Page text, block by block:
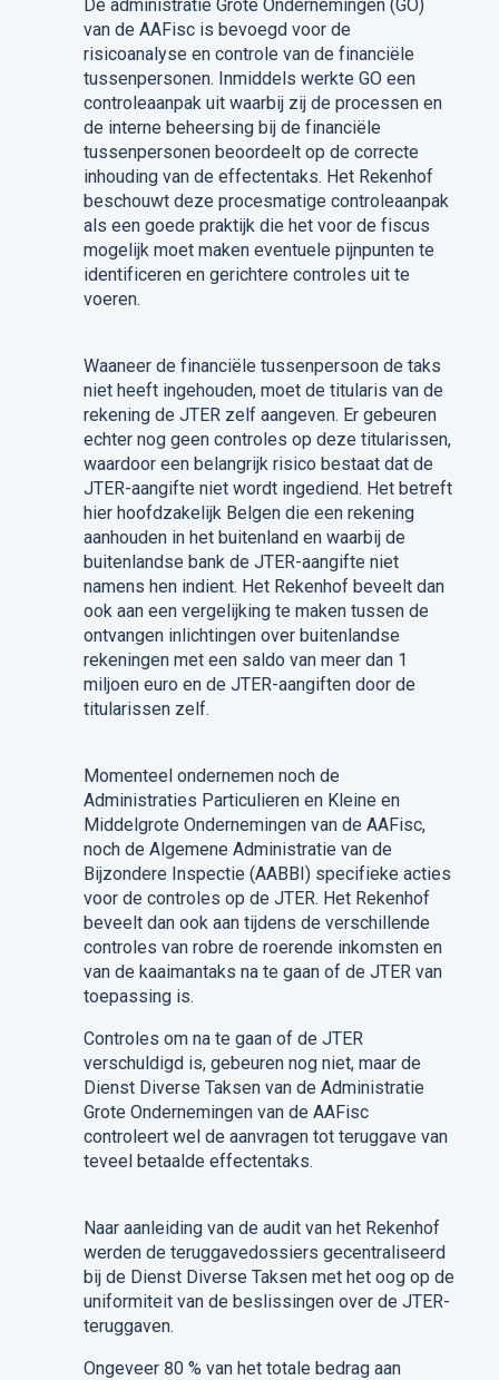
De administratie Grote Ondernemingen (GO)
van de AAFisc is bevoegd voor de
risicoanalyse en controle van de financiële
tussenpersonen. Inmiddels werkte GO een
controleaanpak uit waarbij zij de processen en
de interne beheersing bij de financiële
tussenpersonen beoordeelt op de correcte
inhouding van de effectentaks. Het Rekenhof
beschouwt deze procesmatige controleaanpak
als een goede praktijk die het voor de fiscus
mogelijk moet maken eventuele pijnpunten te
identificeren en gerichtere controles uit te
voeren.
Waaneer de financiële tussenpersoon de taks
niet heeft ingehouden, moet de titularis van de
rekening de JTER zelf aangeven. Er gebeuren
echter nog geen controles op deze titularissen,
waardoor een belangrijk risico bestaat dat de
JTER-aangifte niet wordt ingediend. Het betreft
hier hoofdzakelijk Belgen die een rekening
aanhouden in het buitenland en waarbij de
buitenlandse bank de JTER-aangifte niet
namens hen indient. Het Rekenhof beveelt dan
ook aan een vergelijking te maken tussen de
ontvangen inlichtingen over buitenlandse
rekeningen met een saldo van meer dan 1
miljoen euro en de JTER-aangiften door de
titularissen zelf.
Momenteel ondernemen noch de
Administraties Particulieren en Kleine en
Middelgrote Ondernemingen van de AAFisc,
noch de Algemene Administratie van de
Bijzondere Inspectie (AABBI) specifieke acties
voor de controles op de JTER. Het Rekenhof
beveelt dan ook aan tijdens de verschillende
controles van robre de roerende inkomsten en
van de kaaimantaks na te gaan of de JTER van
toepassing is.
Controles om na te gaan of de JTER
verschuldigd is, gebeuren nog niet, maar de
Dienst Diverse Taksen van de Administratie
Grote Ondernemingen van de AAFisc
controleert wel de aanvragen tot teruggave van
teveel betaalde effectentaks.
Naar aanleiding van de audit van het Rekenhof
werden de teruggavedossiers gecentraliseerd
bij de Dienst Diverse Taksen met het oog op de
uniformiteit van de beslissingen over de JTER-
teruggaven.
Ongeveer 80 % van het totale bedrag aan